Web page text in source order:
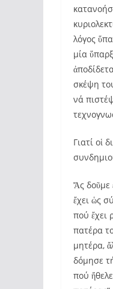
λόγος
μία
σκέψη
νά
Γιατί οἱ
Ἄς δοῦμε
ἔχει ὡς
πού ἔχει
πατέρα
μητέρα,
δόμησε
πού